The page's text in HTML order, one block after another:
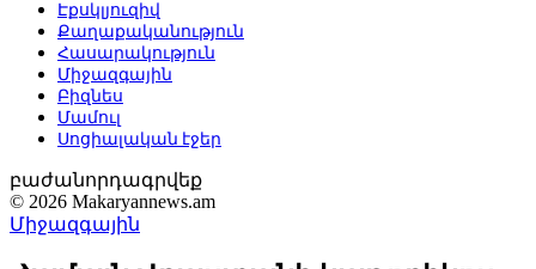
Էքսկլյուզիվ
Քաղաքականություն
Հասարակություն
Միջազգային
Բիզնես
Մամուլ
Սոցիալական էջեր
բաժանորդագրվեք
© 2026 Makaryannews.am
Միջազգային